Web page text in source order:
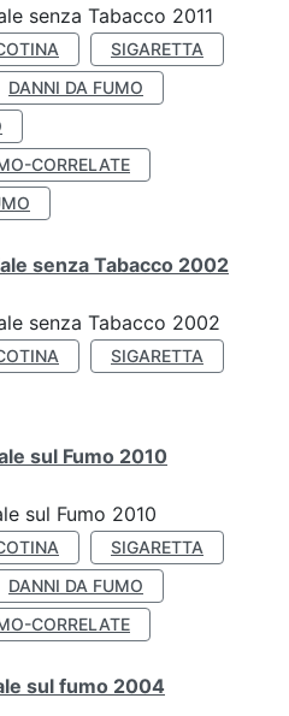
senza Tabacco 2011
SIGARETTA
DANNI DA FUMO
CORRELATE
senza Tabacco 2002
senza Tabacco 2002
SIGARETTA
sul Fumo 2010
sul Fumo 2010
SIGARETTA
DANNI DA FUMO
CORRELATE
sul fumo 2004